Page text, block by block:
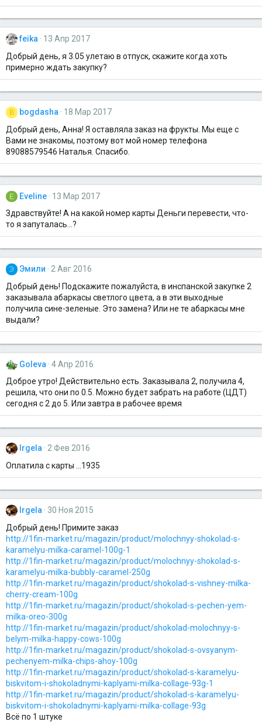
feika
13 Апр 2017
Добрый день, я 3.05 улетаю в отпуск, скажите когда хоть
примерно ждать закупку?
B bogdasha
18 Мар 2017
Добрый день, Анна! Я оставляла заказ на фрукты. Мы еще с
Вами не знакомы, поэтому вот мой номер телефона
89088579546 Наталья. Спасибо.
E Eveline
13 Мар 2017
Здравствуйте! А на какой номер карты Деньги перевести, что-
то я запуталась...?
Э Эмили
2 Авг 2016
Добрый день! Подскажите пожалуйста, в инспанской закупке 2
заказывала абаркасы светлого цвета, а в эти выходные
получила сине-зеленые. Это замена? Или не те абаркасы мне
выдали?
Goleva
4 Апр 2016
Доброе утро! Действительно есть. Заказывала 2, получила 4,
решила, что они по 0.5. Можно будет забрать на работе (ЦДТ)
сегодня с 2 до 5. Или завтра в рабочее время
Irgela 2 Фев 2016
Оплатила с карты ...1935
Irgela
30 Ноя 2015
Добрый день! Примите заказ
http://1fin-market.ru/magazin/product/molochnyy-shokolad-s-
karamelyu-milka-caramel-100g-1
http://1fin-market.ru/magazin/product/molochnyy-shokolad-s-
karamelyu-milka-bubbly-caramel-250g
http://1fin-market.ru/magazin/product/shokolad-s-vishney-milka-
cherry-cream-100g
http://1fin-market.ru/magazin/product/shokolad-s-pechen-yem-
milka-oreo-300g
http://1fin-market.ru/magazin/product/shokolad-molochnyy-s-
belym-milka-happy-cows-100g
http://1fin-market.ru/magazin/product/shokolad-s-ovsyanym-
pechenyem-milka-chips-ahoy-100g
http://1fin-market.ru/magazin/product/shokolad-s-karamelyu-
biskvitom-i-shokoladnymi-kaplyami-milka-collage-93g-1
http://1fin-market.ru/magazin/product/shokolad-s-karamelyu-
biskvitom-i-shokoladnymi-kaplyami-milka-collage-93g
Всё по 1 штуке